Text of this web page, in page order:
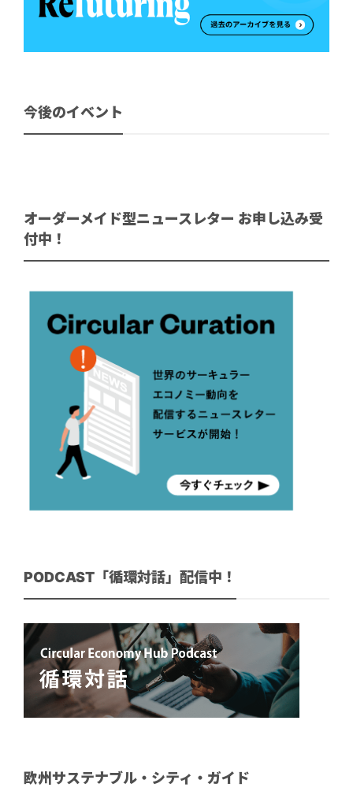
今後のイベント
オーダーメイド型ニュースレター お申し込み受
付中！
PODCAST「循環対話」配信中！
欧州サステナブル・シティ・ガイド